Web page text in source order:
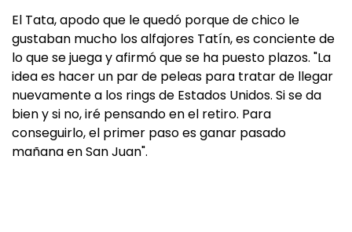
El Tata, apodo que le quedó porque de chico le
gustaban mucho los alfajores Tatín, es conciente de
lo que se juega y afirmó que se ha puesto plazos. "La
idea es hacer un par de peleas para tratar de llegar
nuevamente a los rings de Estados Unidos. Si se da
bien y si no, iré pensando en el retiro. Para
conseguirlo, el primer paso es ganar pasado
mañana en San Juan".